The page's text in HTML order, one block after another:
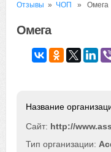
Отзывы » ЧОП » Омега
Омега
Сайт: http://